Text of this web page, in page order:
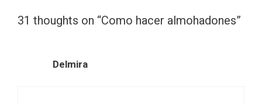
31 thoughts on “Como hacer almohadones”
Delmira